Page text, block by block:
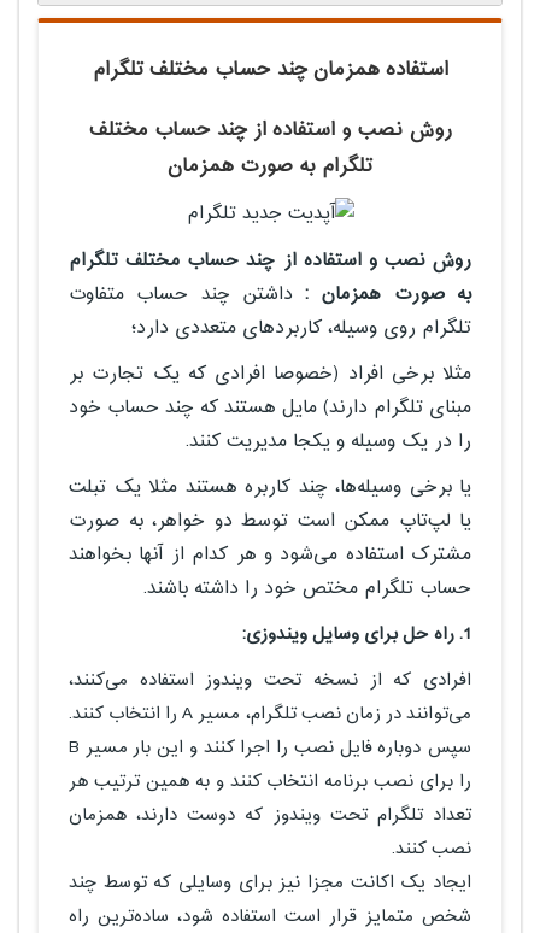
استفاده همزمان چند حساب مختلف تلگرام
روش نصب و استفاده از چند حساب مختلف
تلگرام به صورت همزمان
روش نصب و استفاده از چند حساب مختلف تلگرام
به صورت همزمان :داشتن چند حساب متفاوت
تلگرام روی وسیله، کاربردهای متعددی دارد؛
مثلا برخی افراد (خصوصا افرادی که یک تجارت بر
مبنای تلگرام دارند) مایل هستند که چند حساب خود
را در یک وسیله و یکجا مدیریت کنند.
یا برخی وسیله‌ها، چند کاربره هستند مثلا یک تبلت
یا لپ‌تاپ ممکن است توسط دو خواهر، به صورت
مشترک استفاده می‌شود و هر کدام از آنها بخواهند
حساب تلگرام مختص خود را داشته باشند.
1. راه حل برای وسایل ویندوزی:
افرادی که از نسخه تحت ویندوز استفاده می‌کنند،
می‌توانند در زمان نصب تلگرام، مسیر A را انتخاب کنند.
سپس دوباره فایل نصب را اجرا کنند و این بار مسیر B
را برای نصب برنامه انتخاب کنند و به همین ترتیب هر
تعداد تلگرام تحت ویندوز که دوست دارند، همزمان
نصب کنند.
ایجاد یک اکانت مجزا نیز برای وسایلی که توسط چند
شخص متمایز قرار است استفاده شود، ساده‌ترین راه